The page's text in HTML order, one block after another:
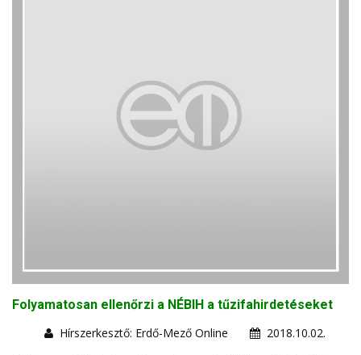
Folyamatosan ellenőrzi a NÉBIH a tűzifahirdetéseket
Hírszerkesztő: Erdő-Mező Online
2018.10.02.